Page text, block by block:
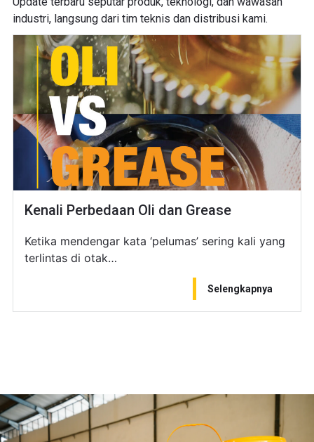
industri, langsung dari tim teknis dan distribusi kami.
Kenali Perbedaan Oli dan Grease
Ketika mendengar kata ‘pelumas’ sering kali yang
terlintas di otak…
Selengkapnya